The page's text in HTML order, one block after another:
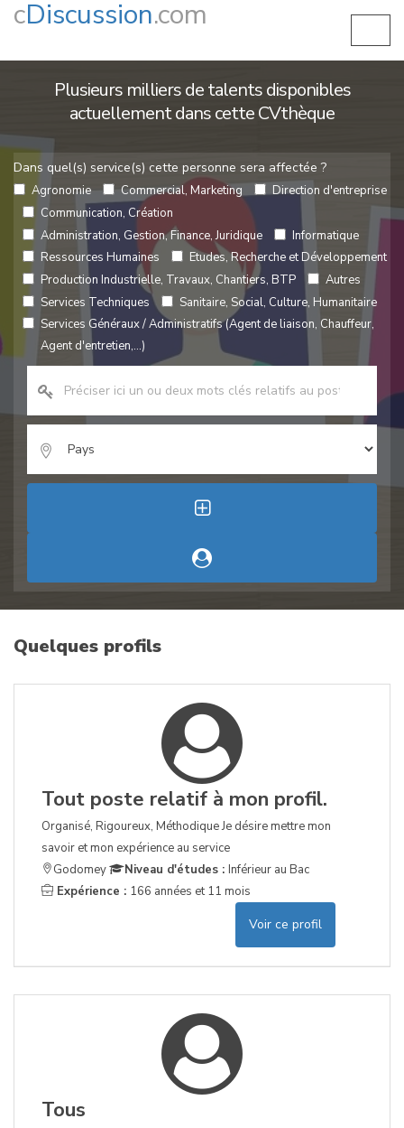
cDiscussion.com
Plusieurs milliers de talents disponibles
actuellement dans cette CVthèque
Dans quel(s) service(s) cette personne sera affectée ?
Agronomie Commercial, Marketing
Direction d'entreprise
Communication, Création
Administration, Gestion, Finance, Juridique
Informatique
Ressources Humaines
Etudes, Recherche et Développement
Production Industrielle, Travaux, Chantiers, BTP
Autres
Services Techniques
Sanitaire, Social, Culture, Humanitaire
Services Généraux / Administratifs (Agent de liaison, Chauffeur,
Agent d'entretien,...)
Quelques profils
Tout poste relatif à mon profil.
Organisé, Rigoureux, Méthodique Je désire mettre mon
savoir et mon expérience au service
Godomey
Niveau d'études : Inférieur au Bac
Expérience : 166 années et 11 mois
Voir ce profil
Tous